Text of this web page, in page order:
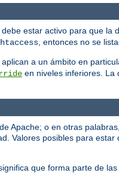
estar activo para que la
, entonces no se
aplican a un ámbito en
en niveles inferiores. La
Apache; o en otras
Valores posibles para estar
que forma parte de